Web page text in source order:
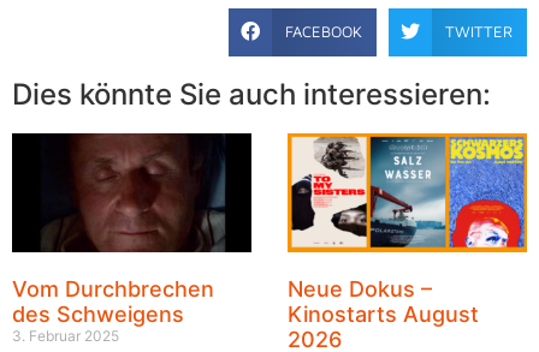
FACEBOOK TWITTER
Dies könnte Sie auch interessieren:
Vom Durchbrechen
des Schweigens
3. Februar 2025
Neue Dokus –
Kinostarts August
2026